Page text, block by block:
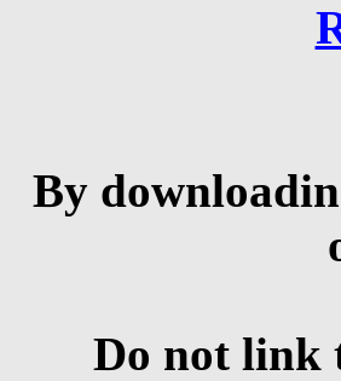
By
Do not link